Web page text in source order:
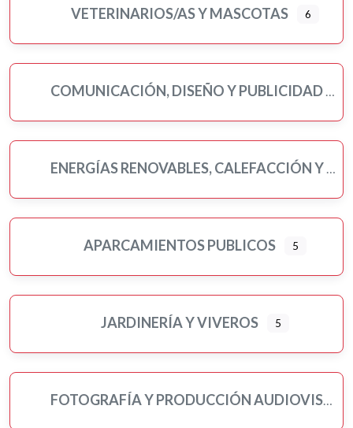
VETERINARIOS/AS Y MASCOTAS 6
COMUNICACIÓN, DISEÑO Y PUBLICIDAD
ENERGÍAS RENOVABLES, CALEFACCIÓN Y FONTANERÍA
APARCAMIENTOS PUBLICOS 5
JARDINERÍA Y VIVEROS 5
FOTOGRAFÍA Y PRODUCCIÓN AUDIOVISUAL